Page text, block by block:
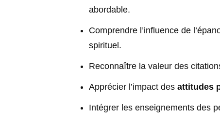
abordable.
Comprendre l’influence de
spirituel.
Reconnaître la valeur des
Apprécier l’impact des attitudes
Intégrer les enseignements des